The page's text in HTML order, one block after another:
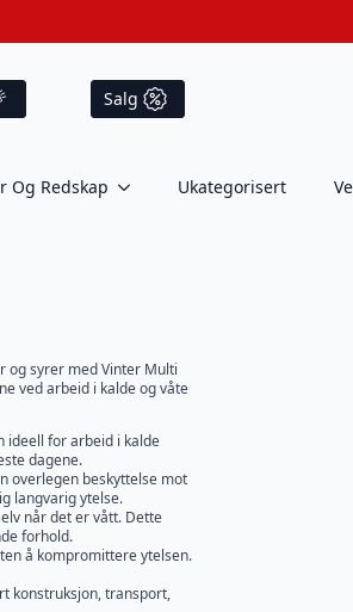
Salg
Og Redskap Ukategorisert
og syrer med Vinter Multi
ved arbeid i kalde og våte
ideell for arbeid i kalde
dagene.
overlegen beskyttelse mot
langvarig ytelse.
når det er vått. Dette
forhold.
å kompromittere ytelsen.
konstruksjon, transport,